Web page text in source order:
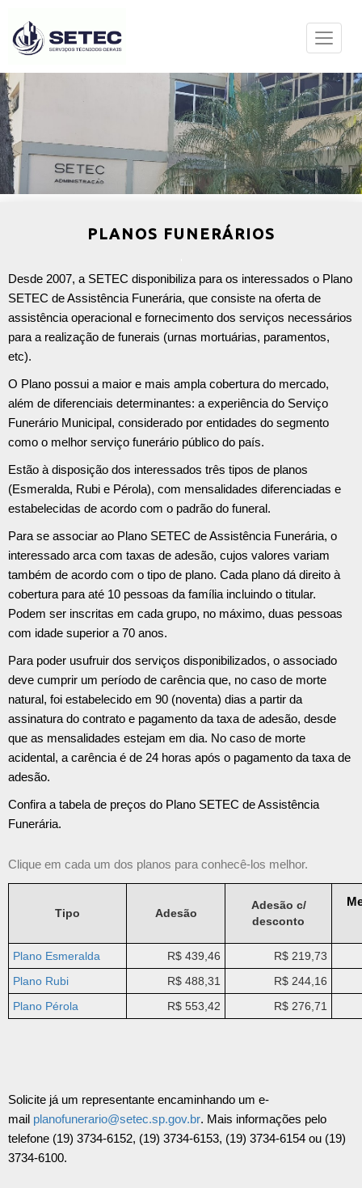
PLANOS FUNERÁRIOS
Desde 2007, a SETEC disponibiliza para os interessados o Plano
SETEC de Assistência Funerária, que consiste na oferta de
assistência operacional e fornecimento dos serviços necessários
para a realização de funerais (urnas mortuárias, paramentos,
etc).
O Plano possui a maior e mais ampla cobertura do mercado,
além de diferenciais determinantes: a experiência do Serviço
Funerário Municipal, considerado por entidades do segmento
como o melhor serviço funerário público do país.
Estão à disposição dos interessados três tipos de planos
(Esmeralda, Rubi e Pérola), com mensalidades diferenciadas e
estabelecidas de acordo com o padrão do funeral.
Para se associar ao Plano SETEC de Assistência Funerária, o
interessado arca com taxas de adesão, cujos valores variam
também de acordo com o tipo de plano. Cada plano dá direito à
cobertura para até 10 pessoas da família incluindo o titular.
Podem ser inscritas em cada grupo, no máximo, duas pessoas
com idade superior a 70 anos.
Para poder usufruir dos serviços disponibilizados, o associado
deve cumprir um período de carência que, no caso de morte
natural, foi estabelecido em 90 (noventa) dias a partir da
assinatura do contrato e pagamento da taxa de adesão, desde
que as mensalidades estejam em dia. No caso de morte
acidental, a carência é de 24 horas após o pagamento da taxa de
adesão.
Confira a tabela de preços do Plano SETEC de Assistência
Funerária.
Clique em cada um dos planos para conhecê-los melhor.
Tipo Adesão
Adesão c/
desconto
Plano Esmeralda R$ 439,46
R$ 219,73
Plano Rubi
R$ 488,31
R$ 244,16
Plano Pérola
R$ 553,42 R$ 276,71
Solicite já um representante encaminhando um e-
mail planofunerario@setec.sp.gov.br. Mais informações pelo
telefone (19) 3734-6152, (19) 3734-6153, (19) 3734-6154 ou (19)
3734-6100.